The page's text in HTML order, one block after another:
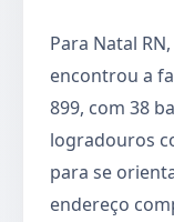
Para Natal
encontrou a
899, com 38
logradouros
para se
endereço